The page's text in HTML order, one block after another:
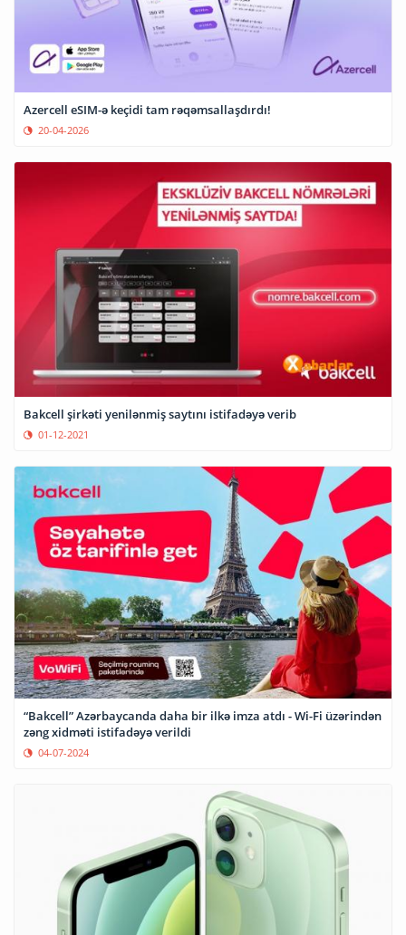
Azercell eSIM-ə keçidi tam rəqəmsallaşdırdı!
20-04-2026
Bakcell şirkəti yenilənmiş saytını istifadəyə verib
01-12-2021
“Bakcell” Azərbaycanda daha bir ilkə imza atdı - Wi-Fi üzərindən
04-07-2024